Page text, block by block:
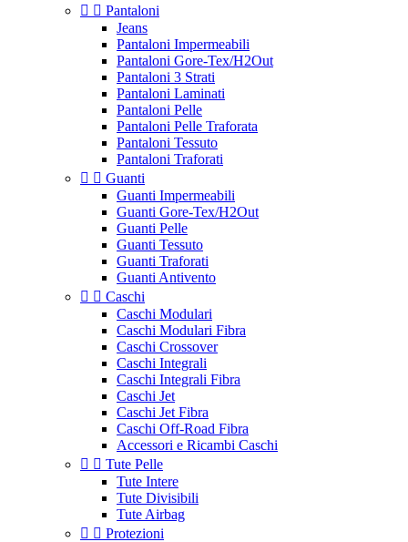
  Pantaloni
Jeans
Pantaloni Impermeabili
Pantaloni Gore-Tex/H2Out
Pantaloni 3 Strati
Pantaloni Laminati
Pantaloni Pelle
Pantaloni Pelle Traforata
Pantaloni Tessuto
Pantaloni Traforati
  Guanti
Guanti Impermeabili
Guanti Gore-Tex/H2Out
Guanti Pelle
Guanti Tessuto
Guanti Traforati
Guanti Antivento
  Caschi
Caschi Modulari
Caschi Modulari Fibra
Caschi Crossover
Caschi Integrali
Caschi Integrali Fibra
Caschi Jet
Caschi Jet Fibra
Caschi Off-Road Fibra
Accessori e Ricambi Caschi
  Tute Pelle
Tute Intere
Tute Divisibili
Tute Airbag
  Protezioni